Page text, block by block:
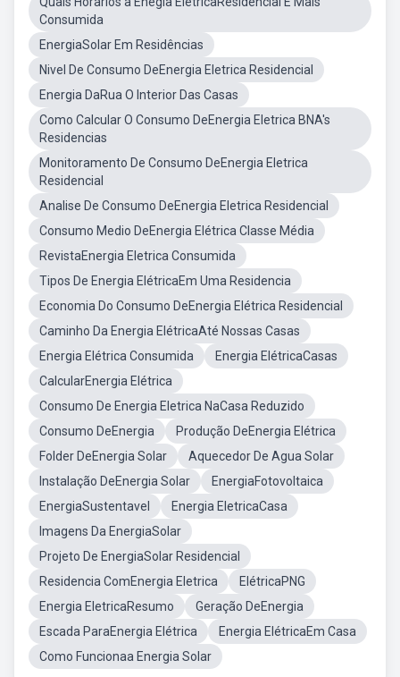
Consumida
EnergiaSolar Em Residências
Nivel De Consumo DeEnergia Eletrica Residencial
Energia DaRua O Interior Das Casas
Como Calcular O Consumo DeEnergia Eletrica BNA's
Residencias
Monitoramento De Consumo DeEnergia Eletrica
Residencial
Analise De Consumo DeEnergia Eletrica Residencial
Consumo Medio DeEnergia Elétrica Classe Média
RevistaEnergia Eletrica Consumida
Tipos De Energia ElétricaEm Uma Residencia
Economia Do Consumo DeEnergia Elétrica Residencial
Caminho Da Energia ElétricaAté Nossas Casas
Energia Elétrica Consumida
Energia ElétricaCasas
CalcularEnergia Elétrica
Consumo De Energia Eletrica NaCasa Reduzido
Consumo DeEnergia
Produção DeEnergia Elétrica
Folder DeEnergia Solar
Aquecedor De Agua Solar
Instalação DeEnergia Solar
EnergiaFotovoltaica
EnergiaSustentavel
Energia EletricaCasa
Imagens Da EnergiaSolar
Projeto De EnergiaSolar Residencial
Residencia ComEnergia Eletrica
ElétricaPNG
Energia EletricaResumo
Geração DeEnergia
Escada ParaEnergia Elétrica
Energia ElétricaEm Casa
Como Funcionaa Energia Solar